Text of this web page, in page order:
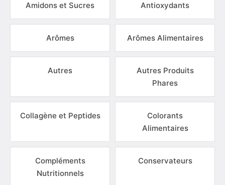
Amidons et Sucres Antioxydants
Arômes Arômes Alimentaires
Autres
Autres Produits
Phares
Collagène et Peptides
Colorants
Alimentaires
Compléments
Nutritionnels
Conservateurs